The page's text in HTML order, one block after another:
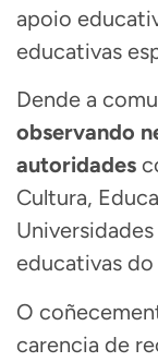
apoio
educativas
Dende a
observando
autoridades
Cultura,
educativas
O
carencia de